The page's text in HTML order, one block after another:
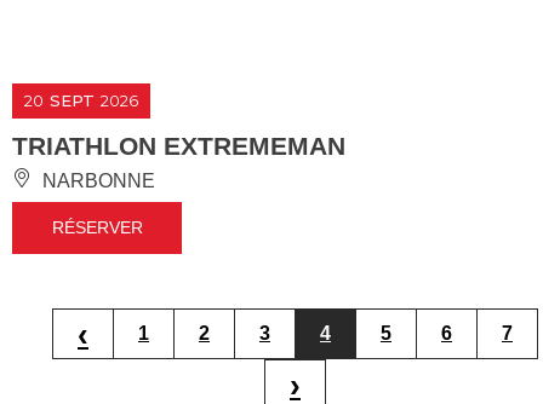
20 SEPT 2026
TRIATHLON EXTREMEMAN
NARBONNE
RÉSERVER
‹ 1 2 3 4 5 6 7
›